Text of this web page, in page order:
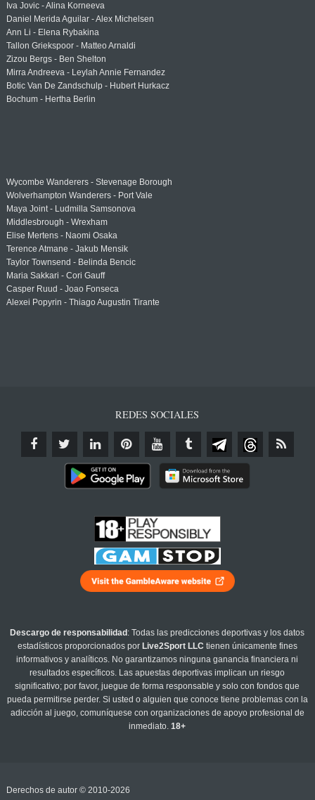
Iva Jovic - Alina Korneeva
Daniel Merida Aguilar - Alex Michelsen
Ann Li - Elena Rybakina
Tallon Griekspoor - Matteo Arnaldi
Zizou Bergs - Ben Shelton
Mirra Andreeva - Leylah Annie Fernandez
Botic Van De Zandschulp - Hubert Hurkacz
Bochum - Hertha Berlin
Wycombe Wanderers - Stevenage Borough
Wolverhampton Wanderers - Port Vale
Maya Joint - Ludmilla Samsonova
Middlesbrough - Wrexham
Elise Mertens - Naomi Osaka
Terence Atmane - Jakub Mensik
Taylor Townsend - Belinda Bencic
Maria Sakkari - Cori Gauff
Casper Ruud - Joao Fonseca
Alexei Popyrin - Thiago Augustin Tirante
REDES SOCIALES
Descargo de responsabilidad : Todas las predicciones deportivas y los datos
estadísticos proporcionados por Live2Sport LLC tienen únicamente fines
informativos y analíticos. No garantizamos ninguna ganancia financiera ni
resultados específicos. Las apuestas deportivas implican un riesgo
significativo; por favor, juegue de forma responsable y solo con fondos que
pueda permitirse perder. Si usted o alguien que conoce tiene problemas con la
adicción al juego, comuníquese con organizaciones de apoyo profesional de
inmediato.18+
Derechos de autor © 2010-2026